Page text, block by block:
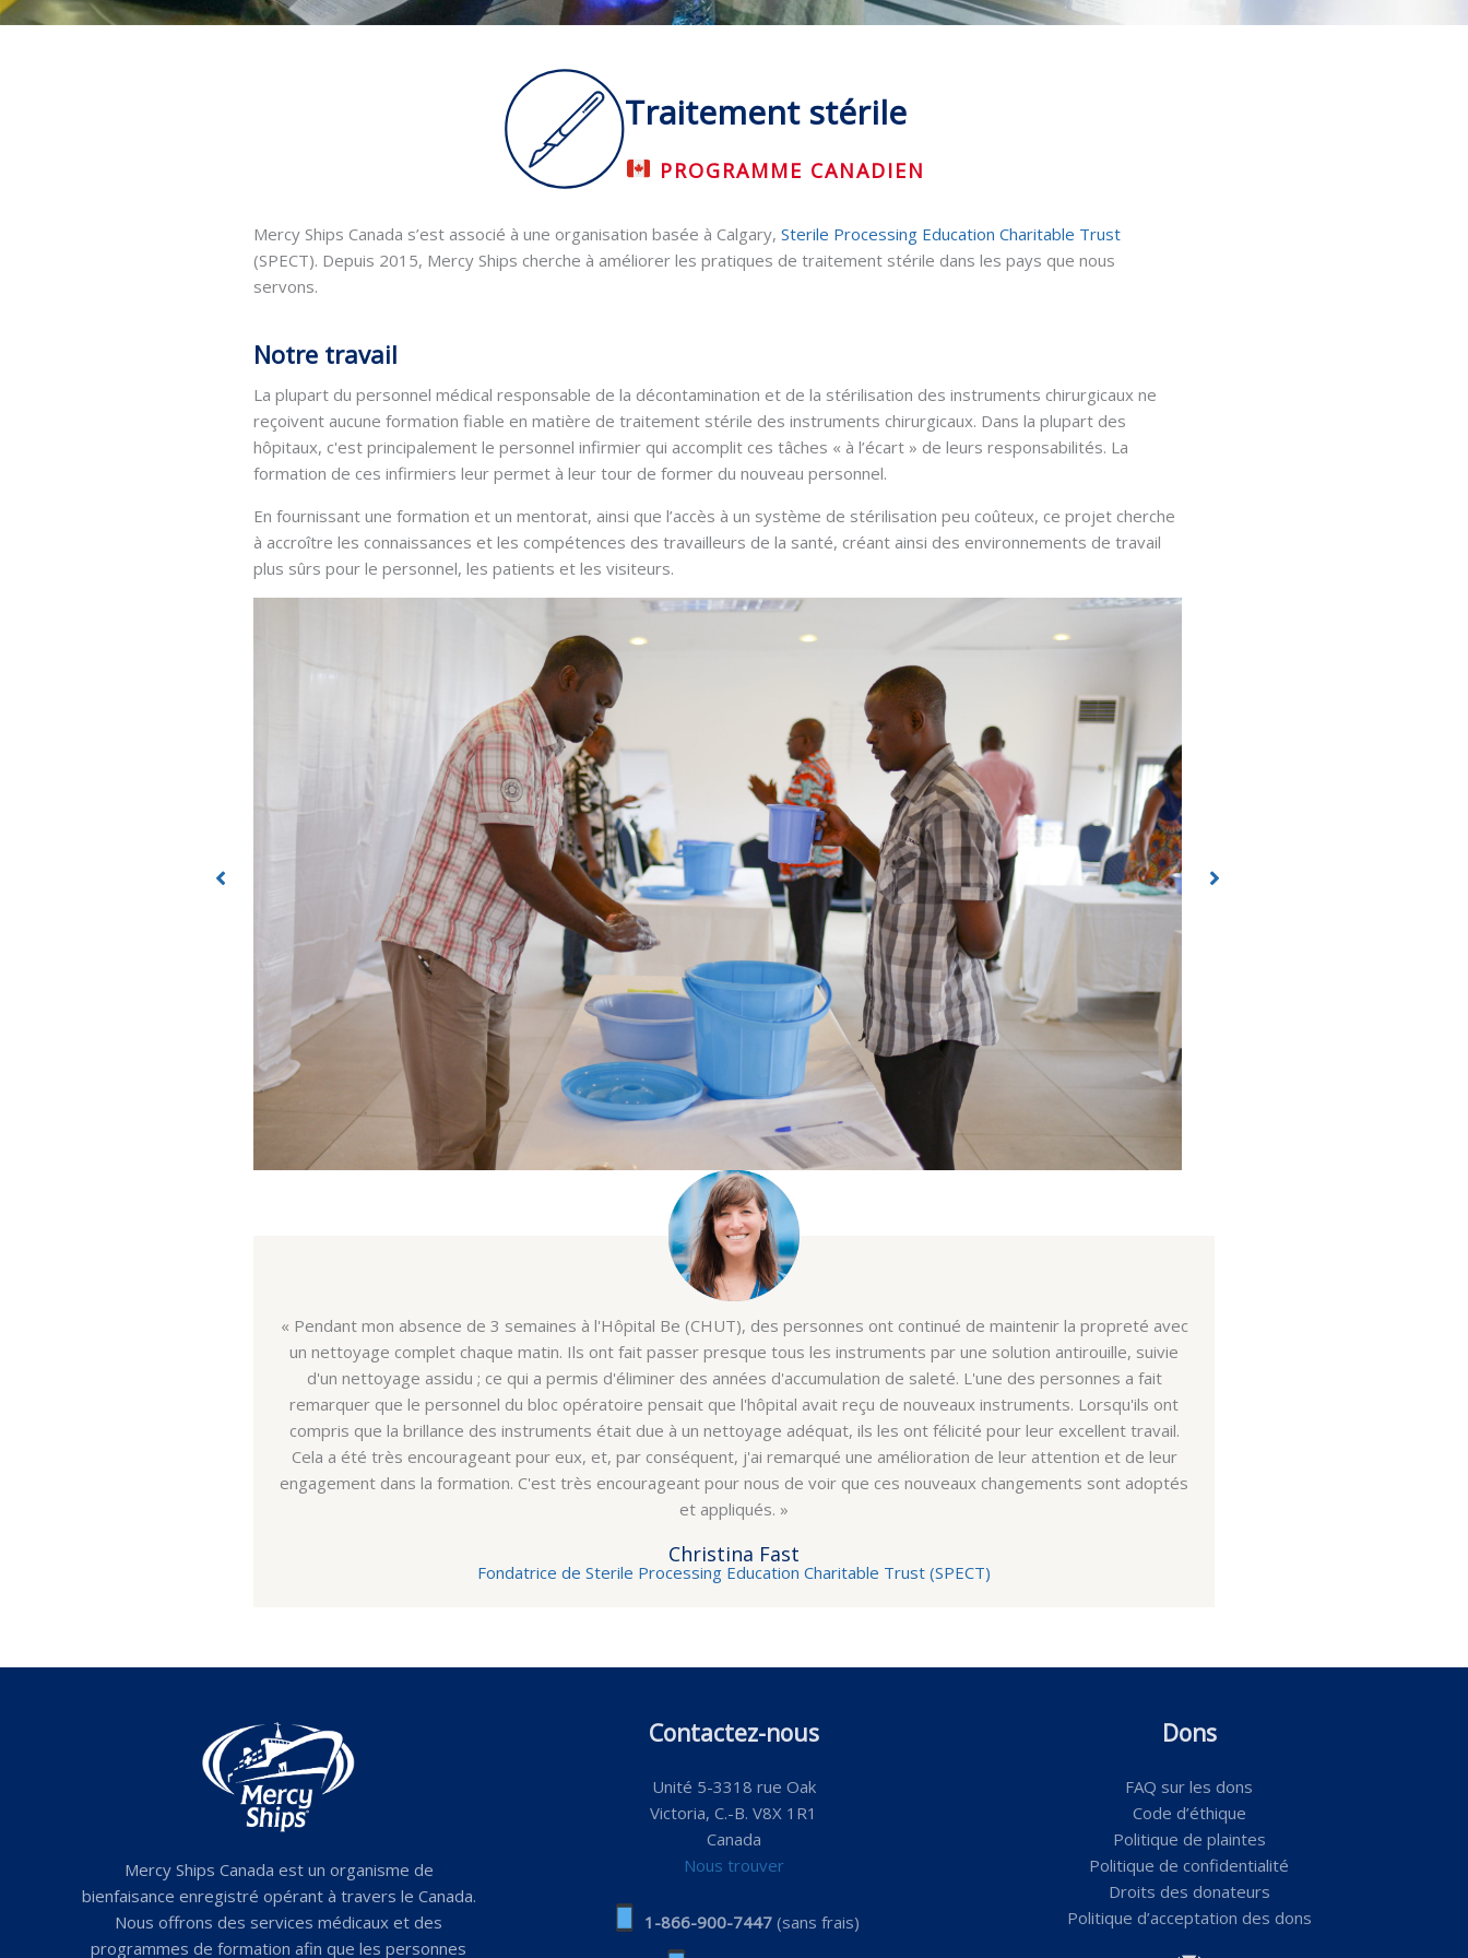
Traitement stérile
PROGRAMME CANADIEN
Mercy Ships Canada s’est associé à une organisation basée à Calgary, Sterile Processing Education Charitable Trust
(SPECT). Depuis 2015, Mercy Ships cherche à améliorer les pratiques de traitement stérile dans les pays que nous
servons.
Notre travail
La plupart du personnel médical responsable de la décontamination et de la stérilisation des instruments chirurgicaux ne
reçoivent aucune formation fiable en matière de traitement stérile des instruments chirurgicaux. Dans la plupart des
hôpitaux, c'est principalement le personnel infirmier qui accomplit ces tâches « à l’écart » de leurs responsabilités. La
formation de ces infirmiers leur permet à leur tour de former du nouveau personnel.
En fournissant une formation et un mentorat, ainsi que l’accès à un système de stérilisation peu coûteux, ce projet cherche
à accroître les connaissances et les compétences des travailleurs de la santé, créant ainsi des environnements de travail
plus sûrs pour le personnel, les patients et les visiteurs.
Participants learn techniques in the Sterile Processing Course, in partnership with SPECT.© Mercy Ships
« Pendant mon absence de 3 semaines à l'Hôpital Be (CHUT), des personnes ont continué de maintenir la propreté avec
un nettoyage complet chaque matin. Ils ont fait passer presque tous les instruments par une solution antirouille, suivie
d'un nettoyage assidu ; ce qui a permis d'éliminer des années d'accumulation de saleté. L'une des personnes a fait
remarquer que le personnel du bloc opératoire pensait que l'hôpital avait reçu de nouveaux instruments. Lorsqu'ils ont
compris que la brillance des instruments était due à un nettoyage adéquat, ils les ont félicité pour leur excellent travail.
Cela a été très encourageant pour eux, et, par conséquent, j'ai remarqué une amélioration de leur attention et de leur
engagement dans la formation. C'est très encourageant pour nous de voir que ces nouveaux changements sont adoptés
et appliqués. »
Christina Fast
Fondatrice de Sterile Processing Education Charitable Trust (SPECT)
Mercy Ships Canada est un organisme de
bienfaisance enregistré opérant à travers le Canada.
Nous offrons des services médicaux et des
programmes de formation afin que les personnes
Contactez-nous
Unité 5-3318 rue Oak
Victoria, C.-B. V8X 1R1
Canada
Nous trouver
1-866-900-7447 (sans frais)
Dons
FAQ sur les dons
Code d’éthique
Politique de plaintes
Politique de confidentialité
Droits des donateurs
Politique d’acceptation des dons